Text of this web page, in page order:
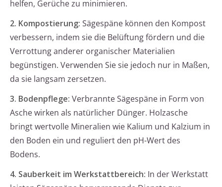
helfen, Gerüche zu minimieren.
2. Kompostierung: Sägespäne können den Kompost
verbessern, indem sie die Belüftung fördern und die
Verrottung anderer organischer Materialien
begünstigen. Verwenden Sie sie jedoch nur in Maßen,
da sie langsam zersetzen.
3. Bodenpflege: Verbrannte Sägespäne in Form von
Asche wirken als natürlicher Dünger. Holzasche
bringt wertvolle Mineralien wie Kalium und Kalzium in
den Boden ein und reguliert den pH-Wert des
Bodens.
4. Sauberkeit im Werkstattbereich: In der Werkstatt